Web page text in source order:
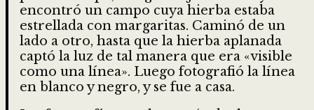
encontró un campo cuya hierba estaba
estrellada con margaritas. Caminó de un
lado a otro, hasta que la hierba aplanada
captó la luz de tal manera que era «visible
como una línea». Luego fotografió la línea
en blanco y negro, y se fue a casa.